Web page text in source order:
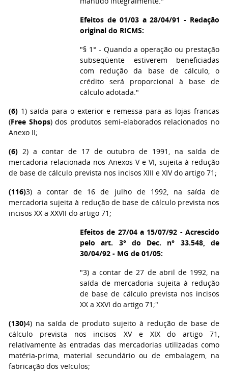
Efeitos de 01/03 a 28/04/91 - Redação
original do RICMS:
"§ 1° - Quando a operação ou prestação
subseqüente estiverem beneficiadas
com redução da base de cálculo, o
crédito será proporcional à base de
cálculo adotada."
(6) 1) saída para o exterior e remessa para as lojas francas
(Free Shops) dos produtos semi-elaborados relacionados no
Anexo II;
(6) 2) a contar de 17 de outubro de 1991, na saída de
mercadoria relacionada nos Anexos V e VI, sujeita à redução
de base de cálculo prevista nos incisos XIII e XIV do artigo 71;
(116)3) a contar de 16 de julho de 1992, na saída de
mercadoria sujeita à redução de base de cálculo prevista nos
incisos XX a XXVII do artigo 71;
Efeitos de 27/04 a 15/07/92 - Acrescido
pelo art. 3° do Dec. n° 33.548, de
30/04/92 - MG de 01/05:
"3) a contar de 27 de abril de 1992, na
saída de mercadoria sujeita à redução
de base de cálculo prevista nos incisos
XX a XXVI do artigo 71;"
(130)4) na saída de produto sujeito à redução de base de
cálculo prevista nos incisos XV e XIX do artigo 71,
relativamente às entradas das mercadorias utilizadas como
matéria-prima, material secundário ou de embalagem, na
fabricação dos veículos;